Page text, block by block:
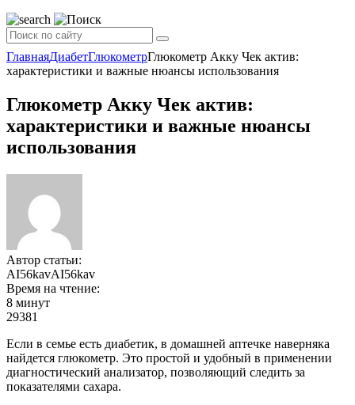
ГлавнаяДиабетГлюкометрГлюкометр Акку Чек актив:
характеристики и важные нюансы использования
Глюкометр Акку Чек актив:
характеристики и важные нюансы
использования
Автор статьи:
AI56kavAI56kav
Время на чтение:
8 минут
29381
Если в семье есть диабетик, в домашней аптечке наверняка
найдется глюкометр. Это простой и удобный в применении
диагностический анализатор, позволяющий следить за
показателями сахара.